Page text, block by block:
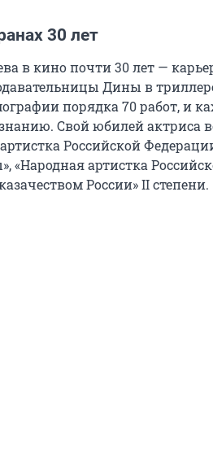
30 лет
в кино почти 30 лет —
Дины в
порядка 70 работ, и
Свой юбилей актриса
Российской
«Народная артистка
России» II степени.